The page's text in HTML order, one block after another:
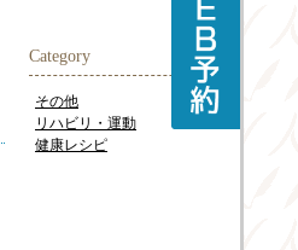
Category
その他
リハビリ・運動
健康レシピ